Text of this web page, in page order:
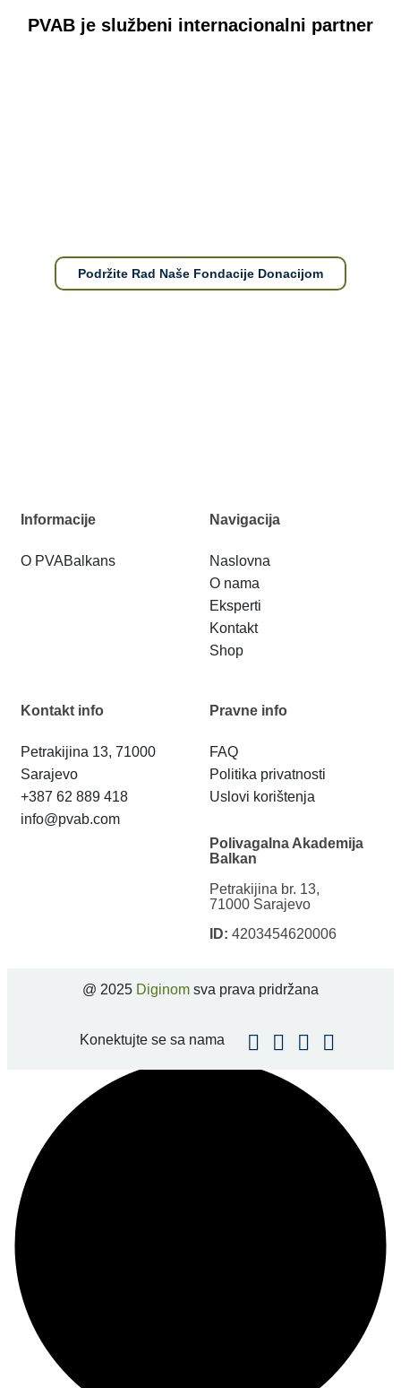
PVAB je službeni internacionalni partner
Podržite Rad Naše Fondacije Donacijom
Informacije
O PVABalkans
Navigacija
Naslovna
O nama
Eksperti
Kontakt
Shop
Kontakt info
Petrakijina 13, 71000
Sarajevo
+387 62 889 418
info@pvab.com
Pravne info
FAQ
Politika privatnosti
Uslovi korištenja
Polivagalna Akademija
Balkan
Petrakijina br. 13,
71000 Sarajevo
ID: 4203454620006
@ 2025 Diginom sva prava pridržana
Konektujte se sa nama